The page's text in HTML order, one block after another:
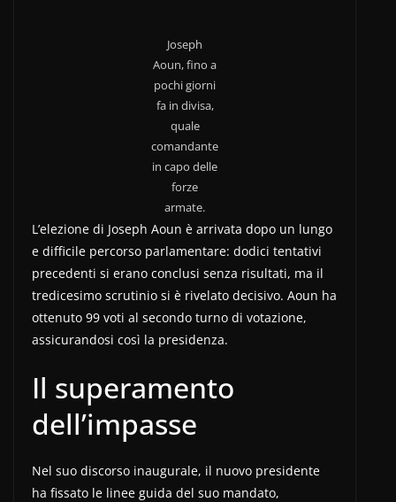
Joseph
Aoun, fino a
pochi giorni
fa in divisa,
quale
comandante
in capo delle
forze
armate.
L’elezione di Joseph Aoun è arrivata dopo un lungo
e difficile percorso parlamentare: dodici tentativi
precedenti si erano conclusi senza risultati, ma il
tredicesimo scrutinio si è rivelato decisivo. Aoun ha
ottenuto 99 voti al secondo turno di votazione,
assicurandosi così la presidenza.
Il superamento
dell’impasse
Nel suo discorso inaugurale, il nuovo presidente
ha fissato le linee guida del suo mandato,